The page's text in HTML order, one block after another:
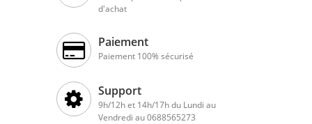
d'achat
Paiement
Paiement 100% sécurisé
Support
9h/12h et 14h/17h du Lundi au
Vendredi au 0688565273